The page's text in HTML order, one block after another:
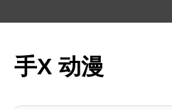
手X 动漫